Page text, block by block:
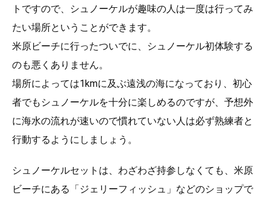
トですので、シュノーケルが趣味の人は一度は行ってみ
たい場所ということができます。
米原ビーチに行ったついでに、シュノーケル初体験する
のも悪くありません。
場所によっては1kmに及ぶ遠浅の海になっており、初心
者でもシュノーケルを十分に楽しめるのですが、予想外
に海水の流れが速いので慣れていない人は必ず熟練者と
行動するようにしましょう。
シュノーケルセットは、わざわざ持参しなくても、米原
ビーチにある「ジェリーフィッシュ」などのショップで